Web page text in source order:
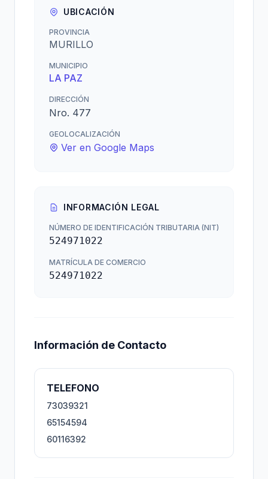
UBICACIÓN
PROVINCIA
MURILLO
MUNICIPIO
LA PAZ
DIRECCIÓN
Nro. 477
GEOLOCALIZACIÓN
Ver en Google Maps
INFORMACIÓN LEGAL
NÚMERO DE IDENTIFICACIÓN TRIBUTARIA (NIT)
524971022
MATRÍCULA DE COMERCIO
524971022
Información de Contacto
TELEFONO
73039321
65154594
60116392